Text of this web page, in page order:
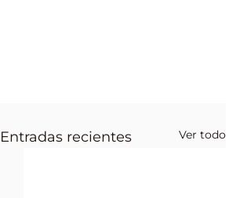
Entradas recientes Ver todo